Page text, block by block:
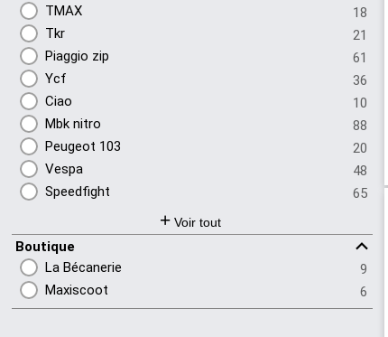
TMAX
18
Tkr
21
Piaggio zip
61
Ycf
36
Ciao
10
Mbk nitro
88
Peugeot 103
20
Vespa
48
Speedfight
65
Senda
36
Piaggio MP3
19
Agility
31
GTS
31
+Voir tout
Boutique
La Bécanerie
9
Maxiscoot
6